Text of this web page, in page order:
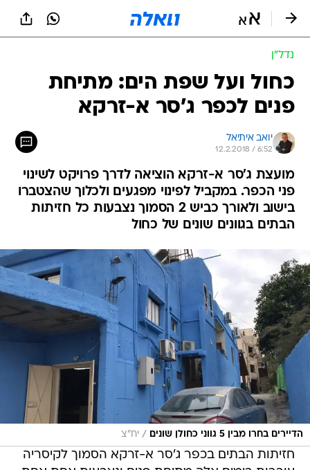
נדל״ן
כחול ועל שפת הים: מתיחת
פנים לכפר ג'סר א-זרקא
יואב איתיאל
12.2.2018 / 6:52
מועצת ג'סר א-זרקא הוציאה לדרך פרויקט לשינוי
פני הכפר. במקביל לפינוי מפגעים ולכלוך שהצטברו
בישוב ולאורך כביש 2 הסמוך נצבעות כל חזיתות
הבתים בגוונים שונים של כחול
הדיירים בחרו מבין 5 גווני כחולן שונים / יח"צ
חזיתות הבתים בכפר ג'סר א-זרקא הסמוך לקיסריה